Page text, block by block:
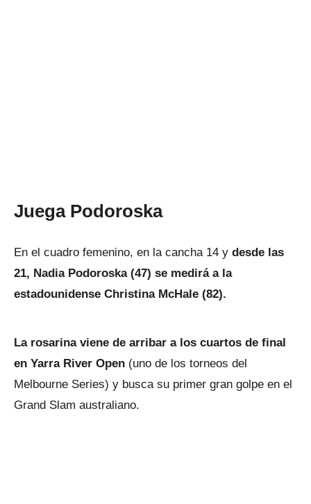
Juega Podoroska
En el cuadro femenino, en la cancha 14 y desde las
21, Nadia Podoroska (47) se medirá a la
estadounidense Christina McHale (82).
La rosarina viene de arribar a los cuartos de final
en Yarra River Open (uno de los torneos del
Melbourne Series) y busca su primer gran golpe en el
Grand Slam australiano.